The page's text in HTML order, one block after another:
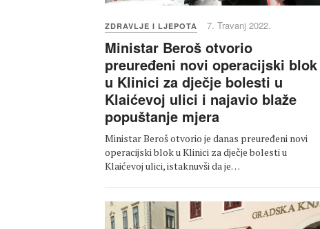
ZDRAVLJE I LJEPOTA 7. Travanj 2022.
Ministar Beroš otvorio
preuređeni novi operacijski blok
u Klinici za dječje bolesti u
Klaićevoj ulici i najavio blaže
popuštanje mjera
Ministar Beroš otvorio je danas preuređeni novi
operacijski blok u Klinici za dječje bolesti u
Klaićevoj ulici, istaknuvši da je…